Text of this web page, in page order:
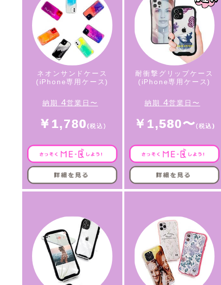
ネオンサンドケース
(iPhone専用ケース)
納期 4営業日〜
￥1,780
耐衝撃グリップケース
(iPhone専用ケース)
納期 4営業日〜
￥1,580〜